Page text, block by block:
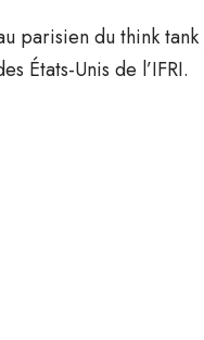
parisien du think tank
États-Unis de l’IFRI.